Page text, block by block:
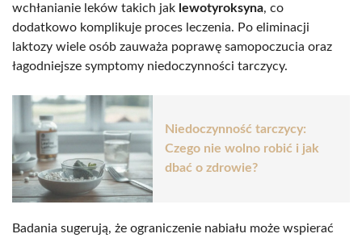
wchłanianie leków takich jak lewotyroksyna, co
dodatkowo komplikuje proces leczenia. Po eliminacji
laktozy wiele osób zauważa poprawę samopoczucia oraz
łagodniejsze symptomy niedoczynności tarczycy.
Niedoczynność tarczycy:
Czego nie wolno robić i jak
dbać o zdrowie?
Badania sugerują, że ograniczenie nabiału może wspierać